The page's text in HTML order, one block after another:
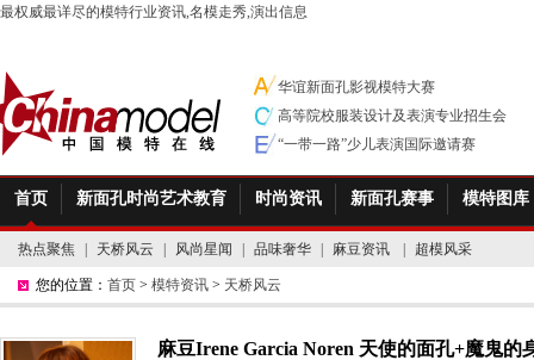
最权威最详尽的模特行业资讯,名模走秀,演出信息
华谊新面孔影视模特大赛
高等院校服装设计及表演专业招生会
“一带一路”少儿表演国际邀请赛
首页 新面孔时尚艺术教育 时尚资讯 新面孔赛事 模特图库
热点聚焦 天桥风云 风尚星闻 品味奢华 麻豆资讯 超模风采
您的位置： 首页 > 模特资讯 > 天桥风云
麻豆Irene Garcia Noren 天使的面孔+魔鬼的